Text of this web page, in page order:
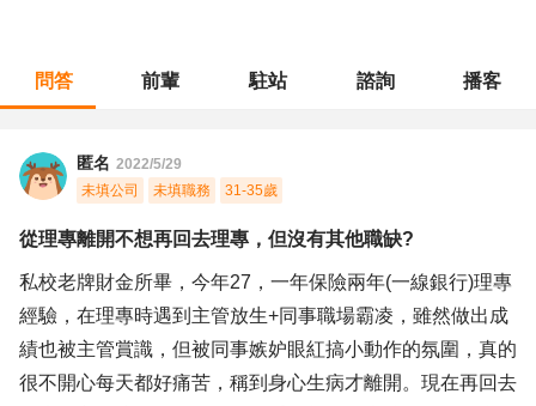
問答 前輩 駐站 諮詢 播客
匿名 2022/5/29
未填公司
未填職務 31-35歲
從理專離開不想再回去理專，但沒有其他職缺?
私校老牌財金所畢，今年27，一年保險兩年(一線銀行)理專
經驗，在理專時遇到主管放生+同事職場霸凌，雖然做出成
績也被主管賞識，但被同事嫉妒眼紅搞小動作的氛圍，真的
很不開心每天都好痛苦，稱到身心生病才離開。現在再回去